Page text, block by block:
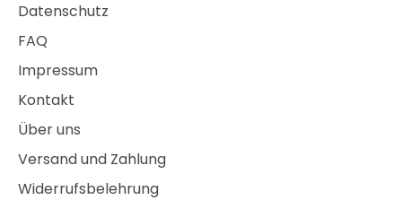
Datenschutz
FAQ
Impressum
Kontakt
Über uns
Versand und Zahlung
Widerrufsbelehrung